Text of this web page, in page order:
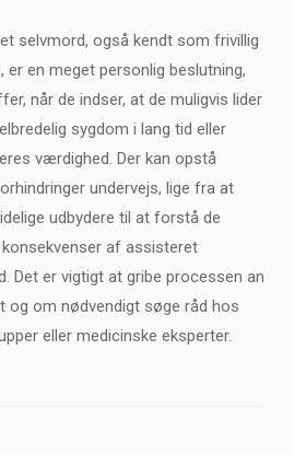
selvmord, også kendt som frivillig
er en meget personlig beslutning,
når de indser, at de muligvis lider
sygdom i lang tid eller
værdighed. Der kan opstå
undervejs, lige fra at
udbydere til at forstå de
af assisteret
Det er vigtigt at gribe processen an
og om nødvendigt søge råd hos
eller medicinske eksperter.